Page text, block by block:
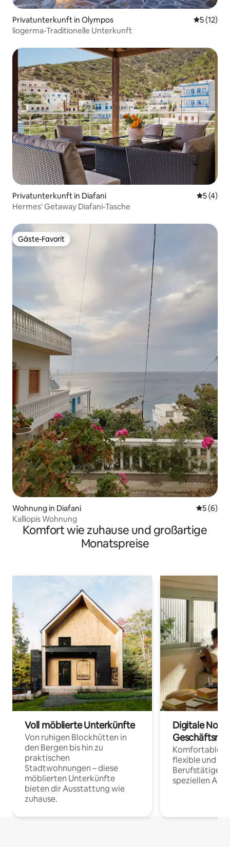
Privatunterkunft in Olympos
5 (12)
liogerma-Traditionelle Unterkunft
Privatunterkunft in Diafani
5 (4)
Hermes' Getaway Diafani-Tasche
Gäste-Favorit
Gäste-Favorit
Wohnung in Diafani
5 (6)
Kalliopis Wohnung
Komfort wie zuhause und großartige
Monatspreise
Voll möblierte Unterkünfte
Von ruhigen Blockhütten in
den Bergen bis hin zu
praktischen
Stadtwohnungen – diese
möblierten Unterkünfte
bieten dir Ausstattung wie
zuhause.
Digitale
Komfortable
flexible und
Berufstätige
speziellen